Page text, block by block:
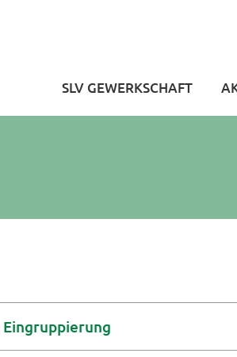
SLV GEWERKSCHAFT
Eingruppierung